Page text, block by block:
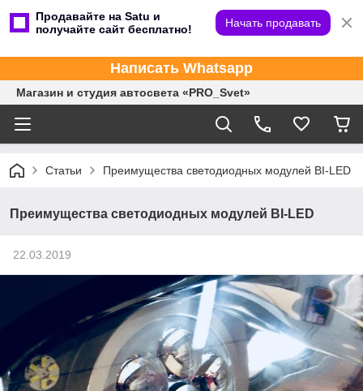
Продавайте на Satu и
получайте сайт бесплатно!
Начать продавать
Написать Whatsapp
Магазин и студия автосвета «PRO_Svet»
Статьи Преимущества светодиодных модулей BI-LED
Преимущества светодиодных модулей BI-LED
22.03.2019